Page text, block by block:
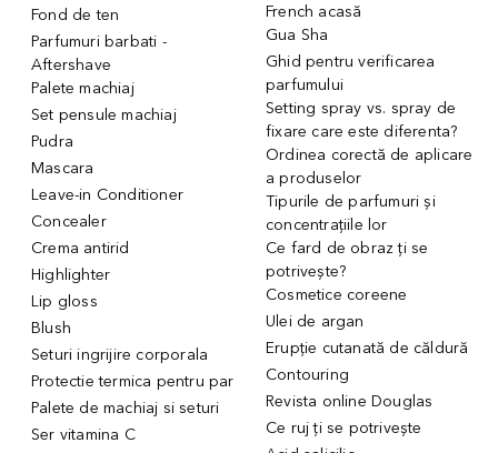
Fond de ten
Parfumuri barbati -
Aftershave
Palete machiaj
Set pensule machiaj
Pudra
Mascara
Leave-in Conditioner
Concealer
Crema antirid
Highlighter
Lip gloss
Blush
Seturi ingrijire corporala
Protectie termica pentru par
Palete de machiaj si seturi
Ser vitamina C
French acasă
Gua Sha
Ghid pentru verificarea
parfumului
Setting spray vs. spray de
fixare care este diferenta?
Ordinea corectă de aplicare
a produselor
Tipurile de parfumuri și
concentrațiile lor
Ce fard de obraz ți se
potrivește?
Cosmetice coreene
Ulei de argan
Erupție cutanată de căldură
Contouring
Revista online Douglas
Ce ruj ți se potrivește